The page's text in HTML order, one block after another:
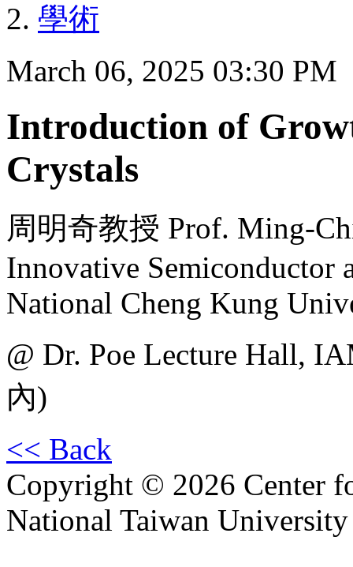
學術
March 06, 2025 03:30 PM
Introduction of
Crystals
周明奇教授 Prof. Ming-
Innovative Semiconductor
National Cheng Kung
@ Dr. Poe Lecture Hall,
內)
<< Back
Copyright © 2026 Center
National Taiwan University